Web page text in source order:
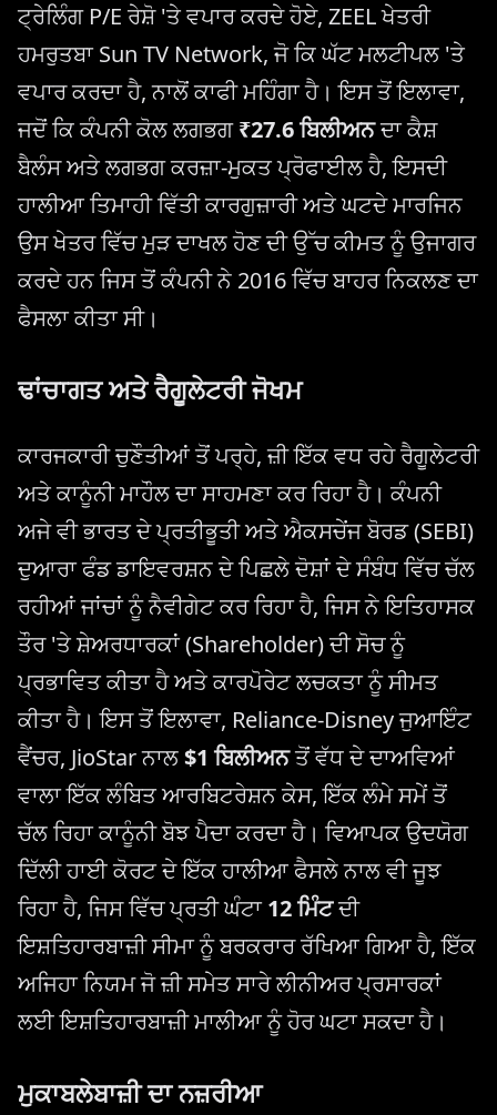
ਟ੍ਰੇਲਿੰਗ P/E ਰੇਸ਼ੋ 'ਤੇ ਵਪਾਰ ਕਰਦੇ ਹੋਏ, ZEEL ਖੇਤਰੀ
ਹਮਰੁਤਬਾ Sun TV Network, ਜੋ ਕਿ ਘੱਟ ਮਲਟੀਪਲ 'ਤੇ
ਵਪਾਰ ਕਰਦਾ ਹੈ, ਨਾਲੋਂ ਕਾਫੀ ਮਹਿੰਗਾ ਹੈ। ਇਸ ਤੋਂ ਇਲਾਵਾ,
ਜਦੋਂ ਕਿ ਕੰਪਨੀ ਕੋਲ ਲਗਭਗ₹27.6 ਬਿਲੀਅਨਦਾ ਕੈਸ਼
ਬੈਲੰਸ ਅਤੇ ਲਗਭਗ ਕਰਜ਼ਾ-ਮੁਕਤ ਪ੍ਰੋਫਾਈਲ ਹੈ, ਇਸਦੀ
ਹਾਲੀਆ ਤਿਮਾਹੀ ਵਿੱਤੀ ਕਾਰਗੁਜ਼ਾਰੀ ਅਤੇ ਘਟਦੇ ਮਾਰਜਿਨ
ਉਸ ਖੇਤਰ ਵਿੱਚ ਮੁੜ ਦਾਖਲ ਹੋਣ ਦੀ ਉੱਚ ਕੀਮਤ ਨੂੰ ਉਜਾਗਰ
ਕਰਦੇ ਹਨ ਜਿਸ ਤੋਂ ਕੰਪਨੀ ਨੇ 2016 ਵਿੱਚ ਬਾਹਰ ਨਿਕਲਣ ਦਾ
ਫੈਸਲਾ ਕੀਤਾ ਸੀ।
ਢਾਂਚਾਗਤ ਅਤੇ ਰੈਗੂਲੇਟਰੀ ਜੋਖਮ
ਕਾਰਜਕਾਰੀ ਚੁਣੌਤੀਆਂ ਤੋਂ ਪਰ੍ਹੇ, ਜ਼ੀ ਇੱਕ ਵਧ ਰਹੇ ਰੈਗੂਲੇਟਰੀ
ਅਤੇ ਕਾਨੂੰਨੀ ਮਾਹੌਲ ਦਾ ਸਾਹਮਣਾ ਕਰ ਰਿਹਾ ਹੈ। ਕੰਪਨੀ
ਅਜੇ ਵੀ ਭਾਰਤ ਦੇ ਪ੍ਰਤੀਭੂਤੀ ਅਤੇ ਐਕਸਚੇਂਜ ਬੋਰਡ (SEBI)
ਦੁਆਰਾ ਫੰਡ ਡਾਇਵਰਸ਼ਨ ਦੇ ਪਿਛਲੇ ਦੋਸ਼ਾਂ ਦੇ ਸੰਬੰਧ ਵਿੱਚ ਚੱਲ
ਰਹੀਆਂ ਜਾਂਚਾਂ ਨੂੰ ਨੈਵੀਗੇਟ ਕਰ ਰਿਹਾ ਹੈ, ਜਿਸ ਨੇ ਇਤਿਹਾਸਕ
ਤੌਰ 'ਤੇ ਸ਼ੇਅਰਧਾਰਕਾਂ (Shareholder) ਦੀ ਸੋਚ ਨੂੰ
ਪ੍ਰਭਾਵਿਤ ਕੀਤਾ ਹੈ ਅਤੇ ਕਾਰਪੋਰੇਟ ਲਚਕਤਾ ਨੂੰ ਸੀਮਤ
ਕੀਤਾ ਹੈ। ਇਸ ਤੋਂ ਇਲਾਵਾ, Reliance-Disney ਜੁਆਇੰਟ
ਵੈਂਚਰ, JioStar ਨਾਲ$1 ਬਿਲੀਅਨਤੋਂ ਵੱਧ ਦੇ ਦਾਅਵਿਆਂ
ਵਾਲਾ ਇੱਕ ਲੰਬਿਤ ਆਰਬਿਟਰੇਸ਼ਨ ਕੇਸ, ਇੱਕ ਲੰਮੇ ਸਮੇਂ ਤੋਂ
ਚੱਲ ਰਿਹਾ ਕਾਨੂੰਨੀ ਬੋਝ ਪੈਦਾ ਕਰਦਾ ਹੈ। ਵਿਆਪਕ ਉਦਯੋਗ
ਦਿੱਲੀ ਹਾਈ ਕੋਰਟ ਦੇ ਇੱਕ ਹਾਲੀਆ ਫੈਸਲੇ ਨਾਲ ਵੀ ਜੂਝ
ਰਿਹਾ ਹੈ, ਜਿਸ ਵਿੱਚ ਪ੍ਰਤੀ ਘੰਟਾ12 ਮਿੰਟਦੀ
ਇਸ਼ਤਿਹਾਰਬਾਜ਼ੀ ਸੀਮਾ ਨੂੰ ਬਰਕਰਾਰ ਰੱਖਿਆ ਗਿਆ ਹੈ, ਇੱਕ
ਅਜਿਹਾ ਨਿਯਮ ਜੋ ਜ਼ੀ ਸਮੇਤ ਸਾਰੇ ਲੀਨੀਅਰ ਪ੍ਰਸਾਰਕਾਂ
ਲਈ ਇਸ਼ਤਿਹਾਰਬਾਜ਼ੀ ਮਾਲੀਆ ਨੂੰ ਹੋਰ ਘਟਾ ਸਕਦਾ ਹੈ।
ਮੁਕਾਬਲੇਬਾਜ਼ੀ ਦਾ ਨਜ਼ਰੀਆ